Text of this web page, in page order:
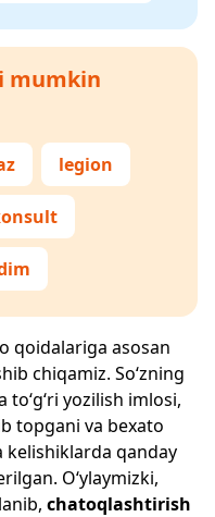
mumkin
legion
qoidalariga asosan
chiqamiz. So‘zning
yozilish imlosi,
topgani va bexato
kelishiklarda qanday
O‘ylaymizki,
chatoqlashtirish